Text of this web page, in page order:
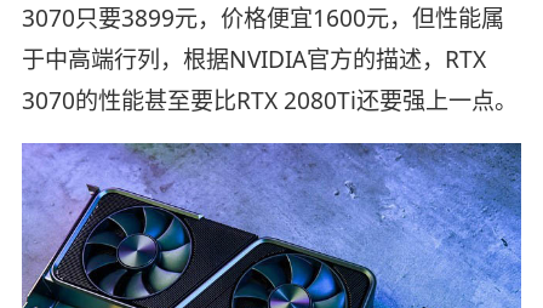
3070只要3899元，价格便宜1600元，但性能属
于中高端行列，根据NVIDIA官方的描述，RTX
3070的性能甚至要比RTX 2080Ti还要强上一点。